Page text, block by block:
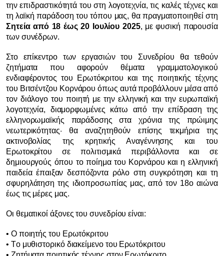
την επιδραστικότητά του στη λογοτεχνία, τις καλές τέχνες και
τη λαϊκή παράδοση του τόπου μας, θα πραγματοποιηθεί στη
Σητεία από 18 έως 20 Ιουλίου 2025, με φυσική παρουσία
των συνέδρων.
Στο επίκεντρο των εργασιών του Συνεδρίου θα τεθούν
ζητήματα που αφορούν θέματα γραμματολογικού
ενδιαφέροντος του Ερωτόκριτου και της ποιητικής τέχνης
του Βιτσέντζου Κορνάρου όπως αυτά προβάλλουν μέσα από
τον διάλογο του ποιητή με την ελληνική και την ευρωπαϊκή
λογοτεχνία, διαμορφωμένες κάτω από την επίδραση της
ελληνορωμαϊκής παράδοσης στα χρόνια της πρώιμης
νεωτερικότητας· θα αναζητηθούν επίσης τεκμήρια της
ακτινοβολίας της κρητικής Αναγέννησης και του
Ερωτοκρίτου σε πολιτισμικά περιβάλλοντα και σε
δημιουργούς όπου το ποίημα του Κορνάρου και η ελληνική
παιδεία έπαιξαν δεσπόζοντα ρόλο στη συγκρότηση και τη
σφυρηλάτηση της ιδιοπροσωπίας μας, από τον 18ο αιώνα
έως τις μέρες μας.
Οι θεματικοί άξονες του συνεδρίου είναι:
• Ο ποιητής του Ερωτόκριτου
• Tο μυθιστορικό διακείμενο του Ερωτόκριτου